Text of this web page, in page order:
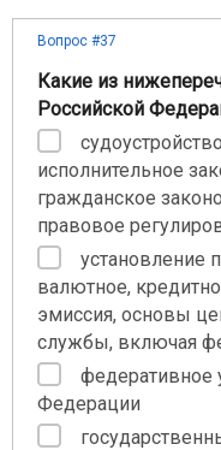
Вопрос #37
Какие из
Российской
исполнительное
гражданское
правовое
установление
валютное,
эмиссия, основы
службы, включая
федеративное
Федерации